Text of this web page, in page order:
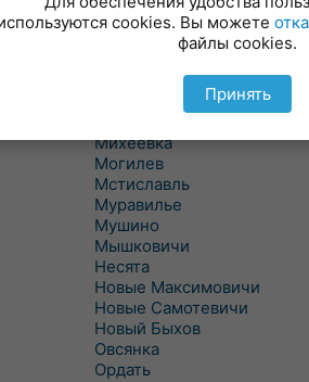
Малые Словени
Межисетки
Михеевка
Могилев
Мстиславль
Муравилье
Мушино
Мышковичи
Несята
Новые Максимовичи
Новые Самотевичи
Новый Быхов
Овсянка
Ордать
cookies. Вы можете
файлы cookies.
Принять